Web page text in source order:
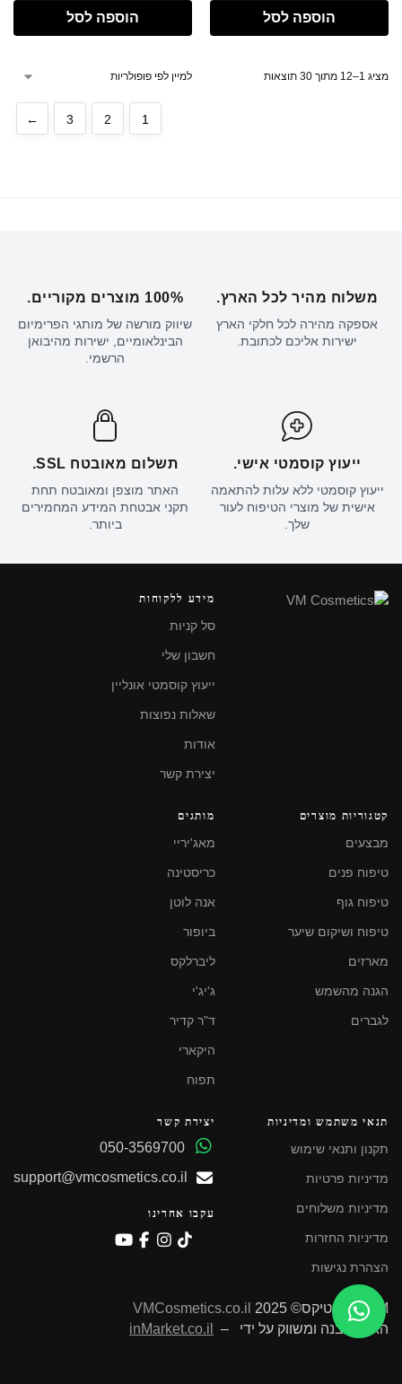
הוספה לסל הוספה לסל
מציג 1–12 מתוך 30 תוצאות
1
2
3
←
משלוח מהיר לכל הארץ.
אספקה מהירה לכל חלקי הארץ
ישירות אליכם לכתובת.
100% מוצרים מקוריים.
שיווק מורשה של מותגי הפרימיום
הבינלאומיים, ישירות מהיבואן
הרשמי.
ייעוץ קוסמטי אישי.
ייעוץ קוסמטי ללא עלות להתאמה
אישית של מוצרי הטיפוח לעור
שלך.
תשלום מאובטח SSL.
האתר מוצפן ומאובטח תחת
תקני אבטחת המידע המחמירים
ביותר.
מידע ללקוחות
סל קניות
חשבון שלי
ייעוץ קוסמטי אונליין
שאלות נפוצות
אודות
יצירת קשר
קטגוריות מוצרים
מבצעים
טיפוח פנים
טיפוח גוף
טיפוח ושיקום שיער
מארזים
הגנה מהשמש
לגברים
מותגים
מאג'יריי
כריסטינה
אנה לוטן
ביופור
ליברלקס
ג'יג'י
ד"ר קדיר
היקארי
תפוח
תנאי משתמש ומדיניות
תקנון ותנאי שימוש
מדיניות פרטיות
מדיניות משלוחים
מדיניות החזרות
הצהרת נגישות
יצירת קשר
050-3569700
support@vmcosmetics.co.il
עקבו אחרינו
VM קוסמטיקס© 2025
VMCosmetics.co.il
האתר נבנה ומשווק על ידי –
inMarket.co.il